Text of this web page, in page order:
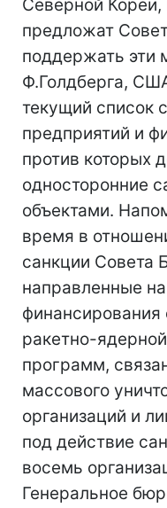
Северной Кореи,
предложат
поддержать эти
Ф.Голдберга,
текущий список
предприятий и
против которых
односторонние
объектами.
время в
санкции Совета
направленные
финансирования
ракетно-
программ,
массового
организаций и
под действие
восемь
Генеральное